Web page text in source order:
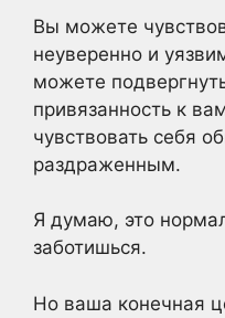
Вы можете
неуверенно и
можете
привязанность к
чувствовать себя
раздраженным.
Я думаю, это
заботишься.
Но ваша конечная